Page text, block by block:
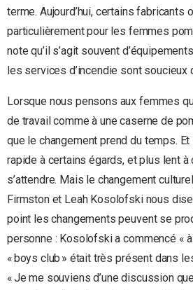
terme. Aujourd’hui, certains
particulièrement pour les femmes
note qu’il s’agit souvent
les services d’incendie sont soucieux
Lorsque nous pensons aux femmes
de travail comme à une caserne de
que le changement prend du temps.
rapide à certains égards, et plus lent à
s’attendre. Mais le changement
Firmston et Leah Kosolofski nous
point les changements peuvent se
personne : Kosolofski a commencé «
« boys club » était très présent dans
« Je me souviens d’une discussion